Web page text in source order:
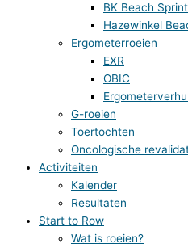
BK Beach
Hazewinkel
Ergometerroeien
EXR
OBIC
G-roeien
Toertochten
Oncologische
Activiteiten
Kalender
Resultaten
Start to Row
Wat is roeien?